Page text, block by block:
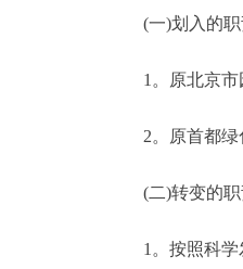
(一)划入的职
1。原北京市园
2。原首都绿化
(二)转变的职
1。按照科学发